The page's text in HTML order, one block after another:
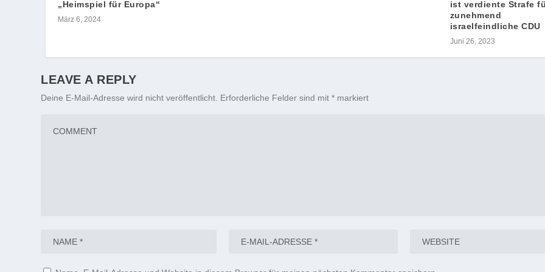
„Heimspiel für Europa“
März 6, 2024
ist verdiente Strafe
zunehmend
israelfeindliche CDU
Juni 26, 2023
LEAVE A REPLY
Deine E-Mail-Adresse wird nicht veröffentlicht. Erforderliche Felder sind mit* markiert